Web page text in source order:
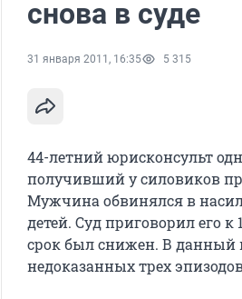
снова в суде
31 января 2011, 16:35 5 315
44-летний юрисконсульт
получивший у силовиков
Мужчина обвинялся в
детей. Суд приговорил его
срок был снижен. В данный
недоказанных трех